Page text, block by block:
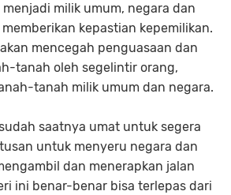
milik umum, negara dan
kepastian kepemilikan.
mencegah penguasaan dan
tanah oleh segelintir orang,
tanah milik umum dan negara.
saatnya umat untuk segera
untuk menyeru negara dan
dan menerapkan jalan
ini benar-benar bisa terlepas dari